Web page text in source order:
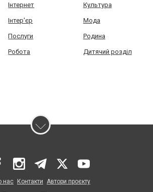
Інтернет Культура
Інтер'єр Мода
Послуги Родина
Робота Дитячий розділ
нас Контакти Автори проєкту